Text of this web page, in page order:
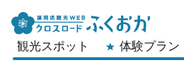
観光スポット 体験プラン